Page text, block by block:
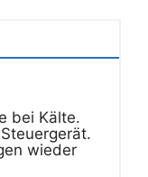
bei Kälte.
wieder